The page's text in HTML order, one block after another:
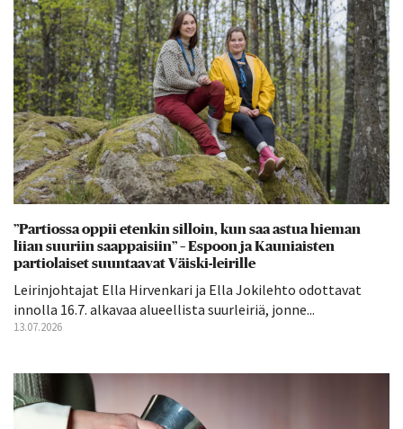
”Partiossa oppii etenkin silloin, kun saa astua hieman
liian suuriin saappaisiin” – Espoon ja Kauniaisten
partiolaiset suuntaavat Väiski-leirille
Leirinjohtajat Ella Hirvenkari ja Ella Jokilehto odottavat
innolla 16.7. alkavaa alueellista suurleiriä, jonne...
13.07.2026